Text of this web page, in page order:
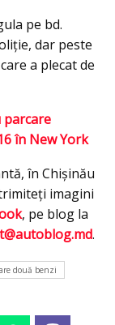
pe bd.
dar peste
a plecat de
parcare
în New York
în Chişinău
imagini
, pe blog la
.
două benzi